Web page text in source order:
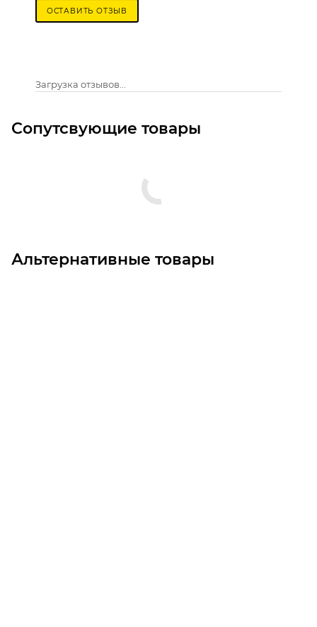
ОСТАВИТЬ ОТЗЫВ
Загрузка отзывов...
Сопутсвующие товары
Альтернативные товары